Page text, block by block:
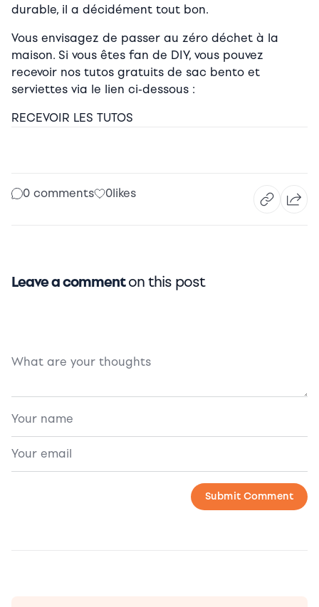
durable, il a décidément tout bon.
Vous envisagez de passer au zéro déchet à la
maison. Si vous êtes fan de DIY, vous pouvez
recevoir nos tutos gratuits de sac bento et
serviettes via le lien ci-dessous :
RECEVOIR LES TUTOS
0 comments 0likes
Leave a commenton this post